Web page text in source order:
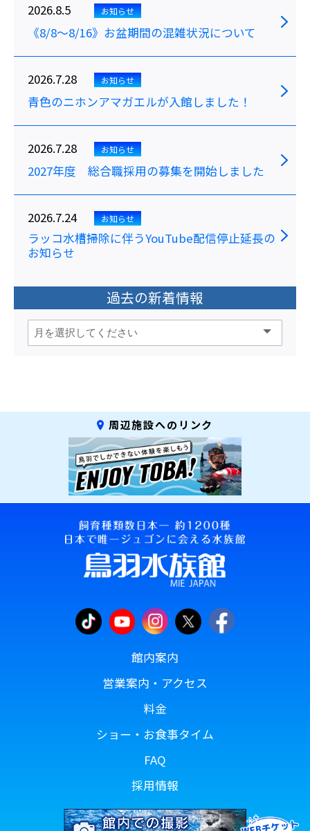
2026.8.5 お知らせ
《8/8～8/16》お盆期間の混雑状況について
2026.7.28 お知らせ
青色のニホンアマガエルが入館しました！
2026.7.28 お知らせ
2027年度 総合職採用の募集を開始しました
2026.7.24 お知らせ
ラッコ水槽掃除に伴うYouTube配信停止延長の
お知らせ
過去の新着情報
周辺施設へのリンク
館内案内
営業案内・アクセス
料金
ショー・お食事タイム
FAQ
採用情報